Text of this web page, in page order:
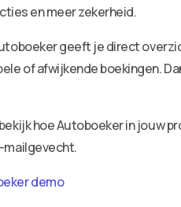
en meer zekerheid.
geeft je direct
of afwijkende boekingen.
hoe Autoboeker in jouw
mailgevecht.
demo